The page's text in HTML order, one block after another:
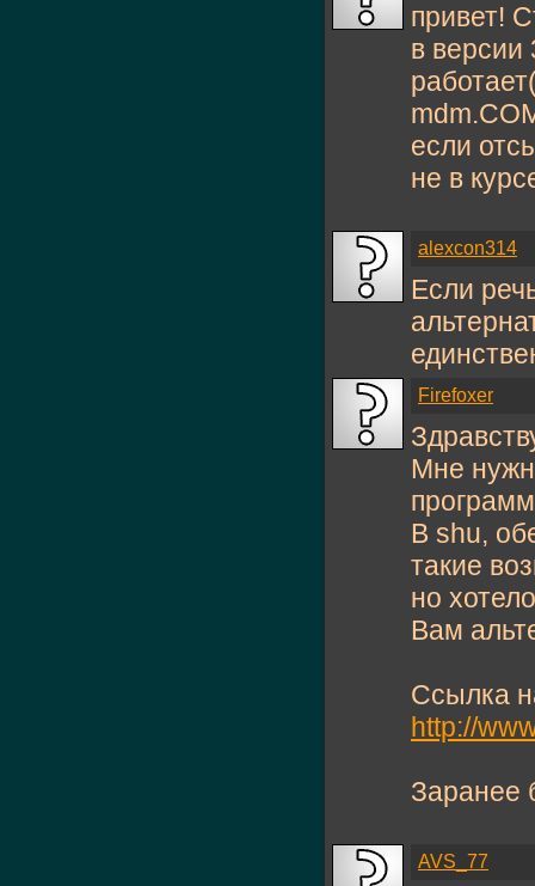
привет!
в версии
если
не в
alexcon314
Если
Firefoxer
Мне
В shu,
такие
но
Вам
Ссылка
http://
Заранее
AVS_77